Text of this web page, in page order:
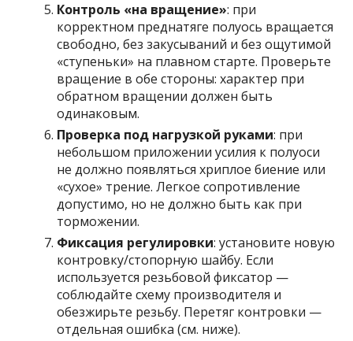
Контроль «на вращение»: при
корректном преднатяге полуось вращается
свободно, без закусываний и без ощутимой
«ступеньки» на плавном старте. Проверьте
вращение в обе стороны: характер при
обратном вращении должен быть
одинаковым.
Проверка под нагрузкой руками: при
небольшом приложении усилия к полуоси
не должно появляться хриплое биение или
«сухое» трение. Легкое сопротивление
допустимо, но не должно быть как при
торможении.
Фиксация регулировки: установите новую
контровку/стопорную шайбу. Если
используется резьбовой фиксатор —
соблюдайте схему производителя и
обезжирьте резьбу. Перетяг контровки —
отдельная ошибка (см. ниже).